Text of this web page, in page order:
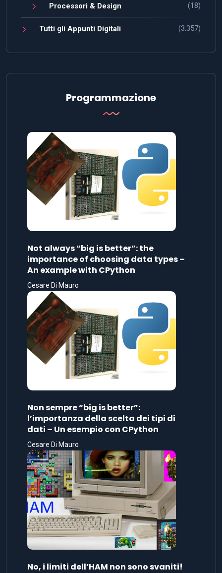
Processori & Design (18)
Tutti gli Appunti Digitali (3.357)
Programmazione
Not always “big is better”: the
importance of choosing data types –
An example with CPython
Cesare Di Mauro
Non sempre “big is better”:
l’importanza della scelta dei tipi di
dati – Un esempio con CPython
Cesare Di Mauro
No, i limiti dell’HAM non sono svaniti!